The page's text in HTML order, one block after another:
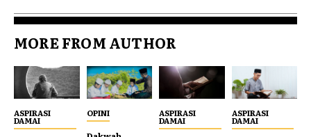
MORE FROM AUTHOR
ASPIRASI
DAMAI
OPINI ASPIRASI
DAMAI
ASPIRASI
DAMAI